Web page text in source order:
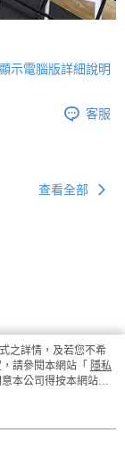
示電腦版詳細說明
客服
查看全部
之詳情，及若您不希
請參閱本網站「 隱私
本公司得按本網站使